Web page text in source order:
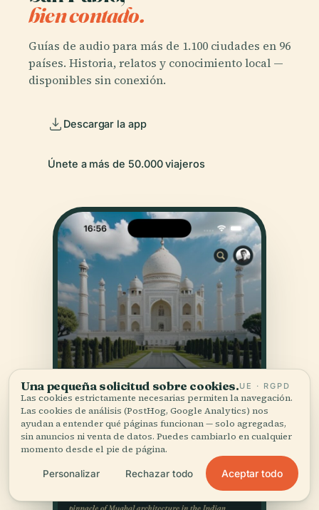
bien contado.
Guías de audio para más de 1.100 ciudades en 96
países. Historia, relatos y conocimiento local —
disponibles sin conexión.
Descargar la app
Únete a más de 50.000 viajeros
Una pequeña solicitud sobre cookies.UE · RGPD
Las cookies estrictamente necesarias permiten la navegación.
Las cookies de análisis (PostHog, Google Analytics) nos
ayudan a entender qué páginas funcionan — solo agregadas,
sin anuncios ni venta de datos. Puedes cambiarlo en cualquier
momento desde el pie de página.
Personalizar Rechazar todo Aceptar todo